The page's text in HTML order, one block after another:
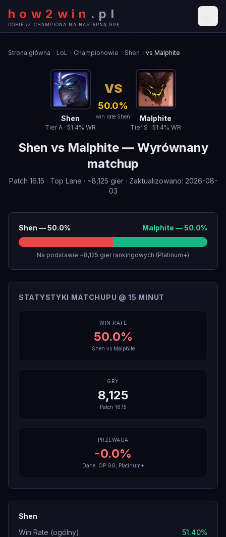
how2win . pl
DOBIERZ CHAMPIONA NA NASTĘPNĄ GRĘ
Strona główna LoL Championowie Shen vs Malphite
Shen
TierA · 51.4% WR
VS
50.0%
win rate Shen Malphite
Tier S · 51.4% WR
Shen vs Malphite— Wyrównany
matchup
Patch 16.15 · Top Lane · ~8,125 gier· Zaktualizowano: 2026-08-
03
Shen —50.0% Malphite —50.0%
Na podstawie ~8,125 gier rankingowych (Platinum+)
STATYSTYKI MATCHUPU @ 15 MINUT
WIN RATE
50.0%
Shen vs Malphite
GRY
8,125
Patch 16.15
PRZEWAGA
-0.0%
Dane: OP.GG, Platinum+
Shen
Win Rate (ogólny)
51.40%